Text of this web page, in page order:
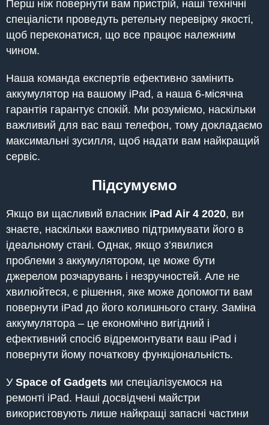
Перш ніж повернути вам пристрій, наші технічні
спеціалісти проведуть ретельну перевірку якості,
щоб переконатися, що все працює належним
чином.
Наша команда експертів ефективно замінить
аккумулятор на вашому iPad, а наша 6-місячна
гарантія гарантує спокій. Ми розуміємо, наскільки
важливий для вас ваш телефон, тому докладаємо
максимальні зусилля, щоб надати вам найкращий
сервіс.
Підсумуємо
Якщо ви щасливий власник iPad Air 4 2020, ви
знаєте, наскільки важливо підтримувати його в
ідеальному стані. Однак, якщо з’явилися
проблеми з аккумулятором, це може бути
джерелом розчарувань і незручностей. Але не
хвилюйтеся, є рішення, яке може допомогти вам
повернути iPad до його колишнього стану. Заміна
аккумулятора – це економічно вигідний і
ефективний спосіб відремонтувати ваш iPad і
повернути йому початкову функціональність.
У Space of Gadgets ми спеціалізуємося на
ремонті iPad. Наші досвідчені майстри
використовують лише найкращі запасні частини